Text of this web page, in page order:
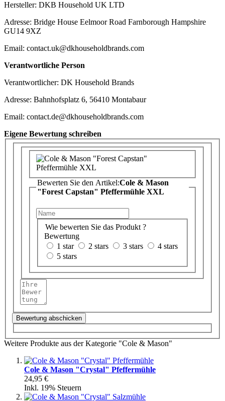
Hersteller: DKB Household UK LTD
Adresse: Bridge House Eelmoor Road Farnborough Hampshire
GU14 9XZ
Email: contact.uk@dkhouseholdbrands.com
Verantwortliche Person
Verantwortlicher: DK Household Brands
Adresse: Bahnhofsplatz 6, 56410 Montabaur
Email: contact.de@dkhouseholdbrands.com
Eigene Bewertung schreiben
Bewerten Sie den Artikel:Cole & Mason
"Forest Capstan" Pfeffermühle XXL
Wie bewerten Sie das Produkt ?
Bewertung
1 star
2 stars 3 stars
4 stars
5 stars
Bewertung abschicken
Weitere Produkte aus der Kategorie "Cole & Mason"
Cole & Mason "Crystal" Pfeffermühle
24,95 €
Inkl. 19% Steuern